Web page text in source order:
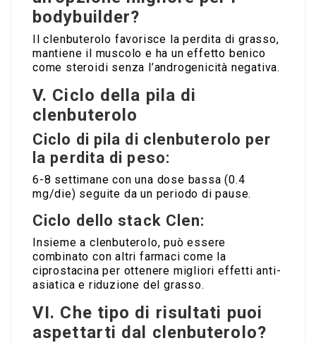
bodybuilder?
Il clenbuterolo favorisce la perdita di grasso,
mantiene il muscolo e ha un effetto benico
come steroidi senza l’androgenicità negativa.
V. Ciclo della pila di
clenbuterolo
Ciclo di pila di clenbuterolo per
la perdita di peso:
6-8 settimane con una dose bassa (0.4
mg/die) seguite da un periodo di pause.
Ciclo dello stack Clen:
Insieme a clenbuterolo, può essere
combinato con altri farmaci come la
ciprostacina per ottenere migliori effetti anti-
asiatica e riduzione del grasso.
VI. Che tipo di risultati puoi
aspettarti dal clenbuterolo?